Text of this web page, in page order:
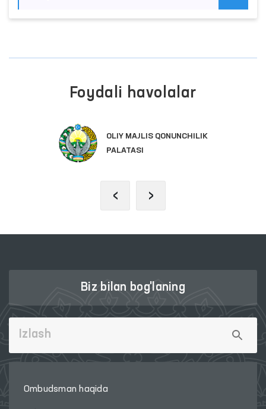
Foydali havolalar
OLIY MAJLIS QONUNCHILIK
PALATASI
‹ ›
Biz bilan bog'laning
Ombudsman haqida